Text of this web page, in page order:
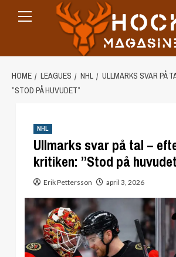
Menu
HOME LEAGUES NHL
ULLMARKS SVAR PÅ
”STOD PÅ HUVUDET”
NHL
Ullmarks svar på tal −
kritiken: ”Stod på
Erik Pettersson april 3, 2026